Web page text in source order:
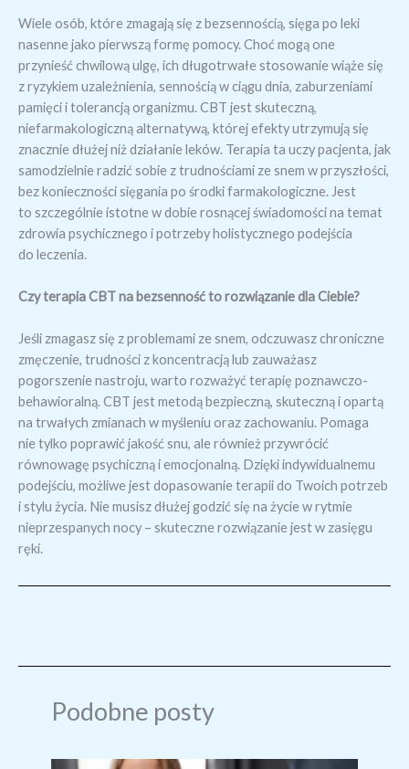
Wiele osób, które zmagają się z bezsennością, sięga po leki
nasenne jako pierwszą formę pomocy. Choć mogą one
przynieść chwilową ulgę, ich długotrwałe stosowanie wiąże się
z ryzykiem uzależnienia, sennością w ciągu dnia, zaburzeniami
pamięci i tolerancją organizmu. CBT jest skuteczną,
niefarmakologiczną alternatywą, której efekty utrzymują się
znacznie dłużej niż działanie leków. Terapia ta uczy pacjenta, jak
samodzielnie radzić sobie z trudnościami ze snem w przyszłości,
bez konieczności sięgania po środki farmakologiczne. Jest
to szczególnie istotne w dobie rosnącej świadomości na temat
zdrowia psychicznego i potrzeby holistycznego podejścia
do leczenia.
Czy terapia CBT na bezsenność to rozwiązanie dla Ciebie?
Jeśli zmagasz się z problemami ze snem, odczuwasz chroniczne
zmęczenie, trudności z koncentracją lub zauważasz
pogorszenie nastroju, warto rozważyć terapię poznawczo-
behawioralną. CBT jest metodą bezpieczną, skuteczną i opartą
na trwałych zmianach w myśleniu oraz zachowaniu. Pomaga
nie tylko poprawić jakość snu, ale również przywrócić
równowagę psychiczną i emocjonalną. Dzięki indywidualnemu
podejściu, możliwe jest dopasowanie terapii do Twoich potrzeb
i stylu życia. Nie musisz dłużej godzić się na życie w rytmie
nieprzespanych nocy – skuteczne rozwiązanie jest w zasięgu
ręki.
Podobne posty